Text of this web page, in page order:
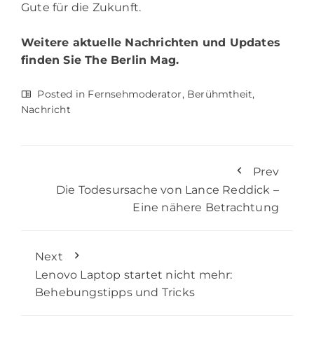
Gute für die Zukunft.
Weitere aktuelle Nachrichten und Updates
finden SieThe Berlin Mag.
Posted in Fernsehmoderator, Berühmtheit,
Nachricht
Prev
Die Todesursache von Lance Reddick –
Eine nähere Betrachtung
Next
Lenovo Laptop startet nicht mehr:
Behebungstipps und Tricks